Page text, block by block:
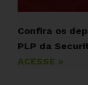
Confira os
PLP da
ACESSE »